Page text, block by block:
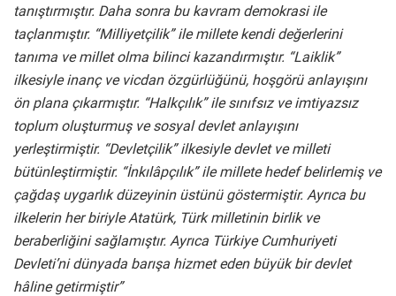
tanıştırmıştır. Daha sonra bu kavram demokrasi ile
taçlanmıştır. “Milliyetçilik” ile millete kendi değerlerini
tanıma ve millet olma bilinci kazandırmıştır. “Laiklik”
ilkesiyle inanç ve vicdan özgürlüğünü, hoşgörü anlayışını
ön plana çıkarmıştır. “Halkçılık” ile sınıfsız ve imtiyazsız
toplum oluşturmuş ve sosyal devlet anlayışını
yerleştirmiştir. “Devletçilik” ilkesiyle devlet ve milleti
bütünleştirmiştir. “İnkılâpçılık” ile millete hedef belirlemiş ve
çağdaş uygarlık düzeyinin üstünü göstermiştir. Ayrıca bu
ilkelerin her biriyle Atatürk, Türk milletinin birlik ve
beraberliğini sağlamıştır. Ayrıca Türkiye Cumhuriyeti
Devleti’ni dünyada barışa hizmet eden büyük bir devlet
hâline getirmiştir”